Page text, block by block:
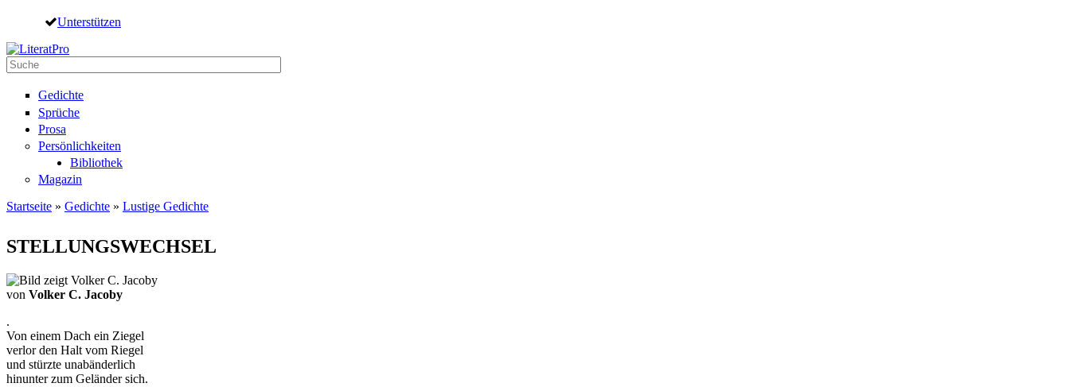
Direkt zum Inhalt
Unterstützen
Suche
Gedichte
Sprüche
Prosa
Persönlichkeiten
Bibliothek
Magazin
Startseite » Gedichte » Lustige Gedichte
STELLUNGSWECHSEL
von Volker C. Jacoby
.
Von einem Dach ein Ziegel
verlor den Halt vom Riegel
und stürzte unabänderlich
hinunter zum Geländer sich.